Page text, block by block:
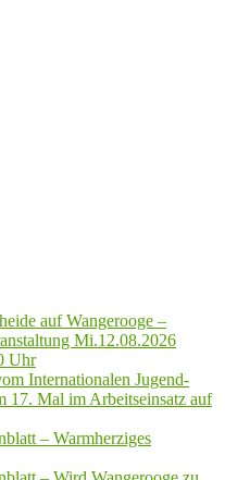
auf Wangerooge –
Mi.12.08.2026
Uhr
Internationalen Jugend-
17. Mal im Arbeitseinsatz auf
– Warmherziges